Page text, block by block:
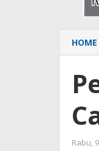
HOME
Rabu,